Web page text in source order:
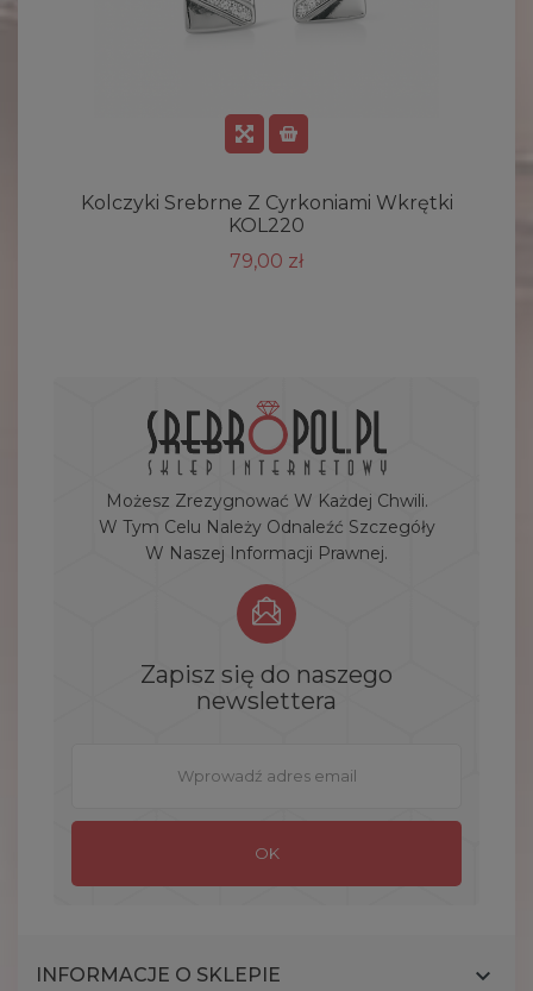
Kolczyki Srebrne Z Cyrkoniami Wkrętki
KOL220
79,00 zł
Możesz Zrezygnować W Każdej Chwili.
W Tym Celu Należy Odnaleźć Szczegóły
W Naszej Informacji Prawnej.
Zapisz się do naszego
newslettera
INFORMACJE O SKLEPIE 